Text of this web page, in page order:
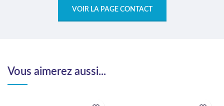
VOIR LA PAGE CONTACT
Vous aimerez aussi...